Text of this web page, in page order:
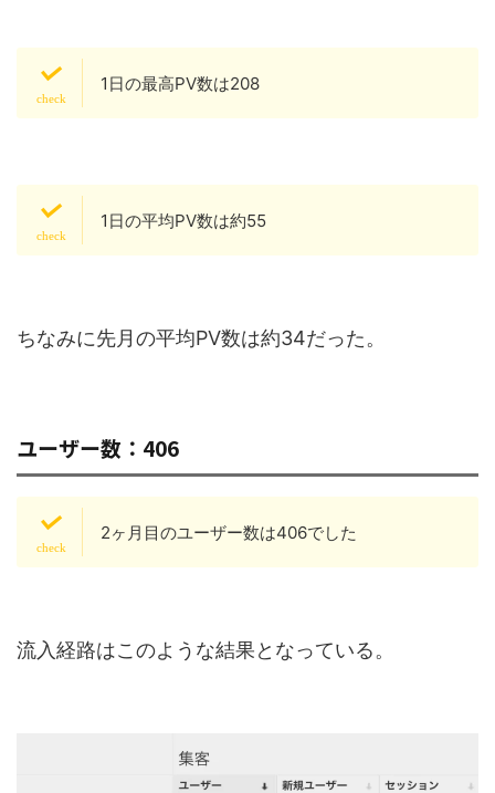
1日の最高PV数は208
1日の平均PV数は約55
ちなみに先月の平均PV数は約34だった。
ユーザー数：406
2ヶ月目のユーザー数は406でした
流入経路はこのような結果となっている。